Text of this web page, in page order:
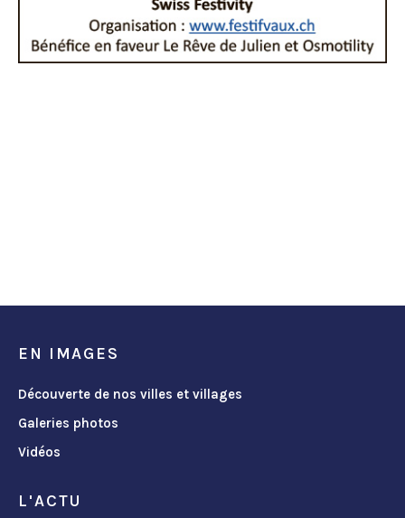
EN IMAGES
Découverte de nos villes et villages
Galeries photos
Vidéos
L'ACTU